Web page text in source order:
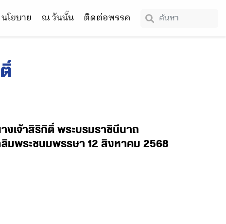
นโยบาย ณ วันนั้น ติดต่อพรรค
งเจ้าสิริกิติ์ พระบรมราชินีนาถ
มพระชนมพรรษา 12 สิงหาคม 2568